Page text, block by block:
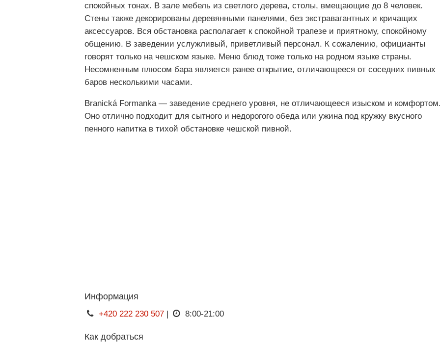
спокойных тонах. В зале мебель из светлого дерева, столы, вмещающие до 8 человек.
Стены также декорированы деревянными панелями, без экстравагантных и кричащих
аксессуаров. Вся обстановка располагает к спокойной трапезе и приятному, спокойному
общению. В заведении услужливый, приветливый персонал. К сожалению, официанты
говорят только на чешском языке. Меню блюд тоже только на родном языке страны.
Несомненным плюсом бара является ранее открытие, отличающееся от соседних пивных
баров несколькими часами.
Branická Formanka — заведение среднего уровня, не отличающееся изыском и
Оно отлично подходит для сытного и недорогого обеда или ужина под кружку вкусного
пенного напитка в тихой обстановке чешской пивной.
Информация
+420 222 230 507| 8:00-21:00
Как добраться